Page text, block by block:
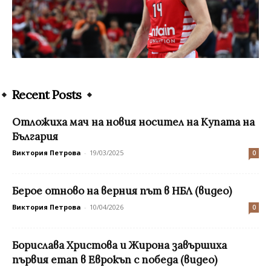
Recent Posts
Oтложиха мач на новия носител на Купата на
България
Виктория Петрова - 19/03/2025 0
Берое отново на верния път в НБЛ (видео)
Виктория Петрова - 10/04/2026 0
Борислава Христова и Жирона завършиха
първия етап в Еврокъп с победа (видео)